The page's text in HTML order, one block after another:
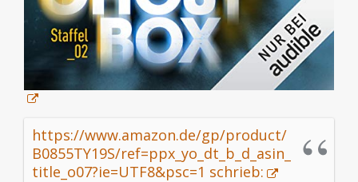
https://www.amazon.de/gp/product/
B0855TY19S/ref=ppx_yo_dt_b_d_asin_
title_o07?ie=UTF8&psc=1 schrieb: